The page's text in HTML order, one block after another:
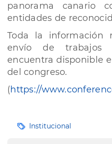
panorama canario
entidades de
Toda la información
envío de trabajos
encuentra disponible
del congreso.
(https://
EtiquetasInstitucional